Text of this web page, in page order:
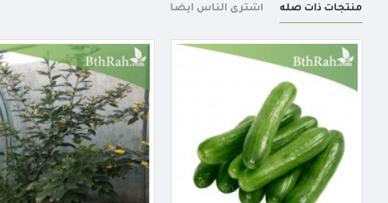
منتجات ذات صله اشترى الناس أيضا